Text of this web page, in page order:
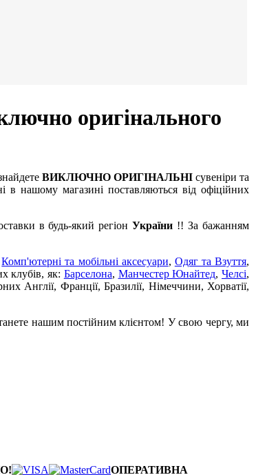
оригінального
ВИКЛЮЧНО ОРИГІНАЛЬНІсувеніри та
в нашому магазині поставляються від офіційних
в будь-який регіонУкраїни !! За бажанням
Комп'ютерні та мобільні аксесуари, Одяг та Взуття,
клубів, як: Барселона, Манчестер Юнайтед, Челсі,
Англії, Франції, Бразилії, Німеччини, Хорватії,
нашим постійним клієнтом! У свою чергу, ми
ОПЕРАТИВНА